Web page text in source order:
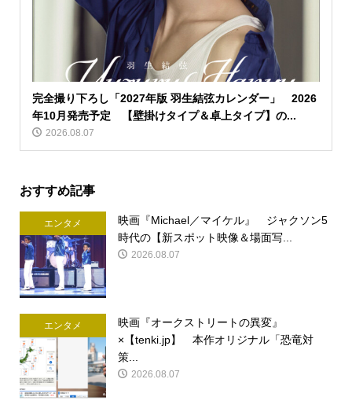
完全撮り下ろし「2027年版 羽生結弦カレンダー」 2026
年10月発売予定 【壁掛けタイプ＆卓上タイプ】の...
2026.08.07
おすすめ記事
エンタメ
映画『Michael／マイケル』 ジャクソン5
時代の【新スポット映像＆場面写...
2026.08.07
エンタメ
映画『オークストリートの異変』
×【tenki.jp】 本作オリジナル「恐竜対
策...
2026.08.07